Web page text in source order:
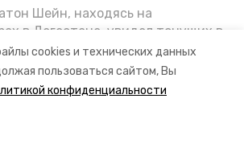
cookies и технических данных
пользоваться сайтом, Вы
конфиденциальности
Шейн, находясь на
в Дегестане, увидел тонущих в
детей и бросился на помощь. По
отважного мальчика
образования края и
«Победы26» пообщался
В отношении
уголовное дело.